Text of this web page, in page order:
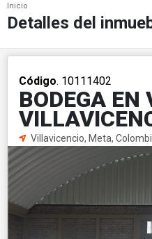
Inicio
Detalles del
Código. 10111402
BODEGA EN
Villavicencio, Meta,